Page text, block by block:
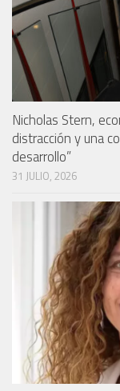
Nicholas Stern,
distracción y una
desarrollo”
31 JULIO, 2026